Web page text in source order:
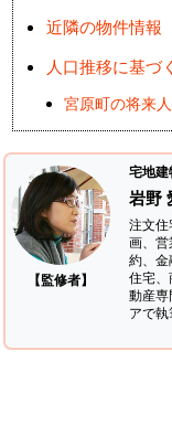
近隣の物件情報
人口推移に基づ
宮原町の将来
【監修者】
宅地
岩野
注文
画、
約、金
住宅
動産
アで執